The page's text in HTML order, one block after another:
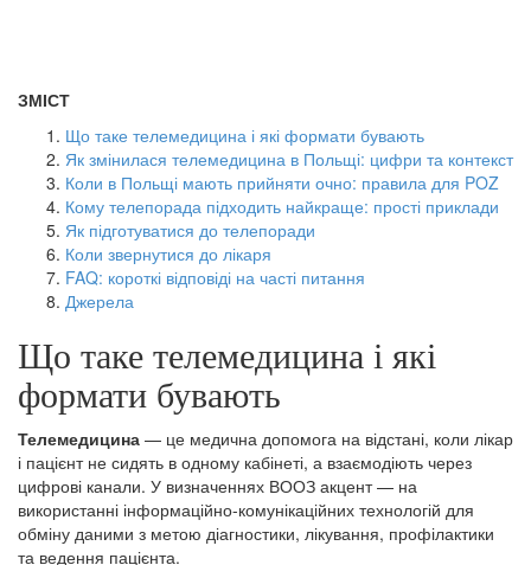
ЗМІСТ
Що таке телемедицина і які формати бувають
Як змінилася телемедицина в Польщі: цифри та контекст
Коли в Польщі мають прийняти очно: правила для POZ
Кому телепорада підходить найкраще: прості приклади
Як підготуватися до телепоради
Коли звернутися до лікаря
FAQ: короткі відповіді на часті питання
Джерела
Що таке телемедицина і які
формати бувають
Телемедицина — це медична допомога на відстані, коли лікар
і пацієнт не сидять в одному кабінеті, а взаємодіють через
цифрові канали. У визначеннях ВООЗ акцент — на
використанні інформаційно-комунікаційних технологій для
обміну даними з метою діагностики, лікування, профілактики
та ведення пацієнта.